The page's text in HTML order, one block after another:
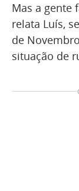
Mas a gente
relata Luís,
de
situação de